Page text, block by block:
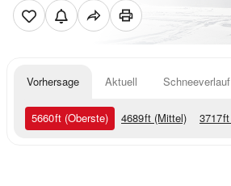
Vorhersage Aktuell Schneeverlauf
5660ft (Oberste) 4689ft (Mittel) 3717ft